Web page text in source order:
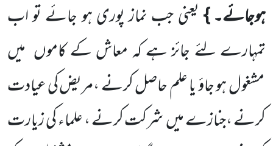
ہوجائے۔}یعنی جب نماز پوری ہو جائے تو اب
تمہارے لئے جائز ہےکہ معاش کے کاموں میں
مشغول ہو جاؤ یا علم حاصل کرنے،مریض کی عیادت
کرنے ،جنازے میںشرکت کرنے ، علماء کی زیارت